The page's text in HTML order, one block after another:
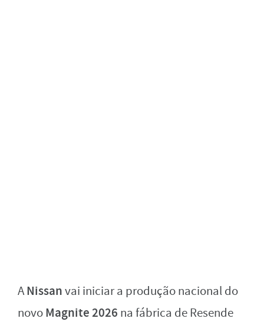
ANissanvai iniciar a produção nacional do
novoMagnite 2026 na fábrica de Resende